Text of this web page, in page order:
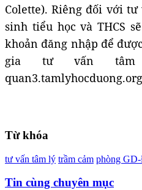
Colette). Riêng đối với
sinh tiểu học và THCS
khoản đăng nhập để
gia tư vấn tâm
Từ khóa
tư vấn tâm lý trầm cảm phòng
Tin cùng chuyên mục